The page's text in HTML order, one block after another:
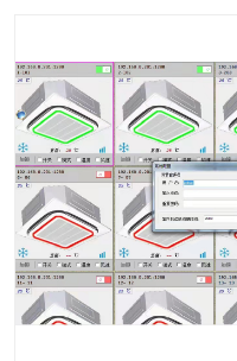
空调计费系统
中央空调计费系统